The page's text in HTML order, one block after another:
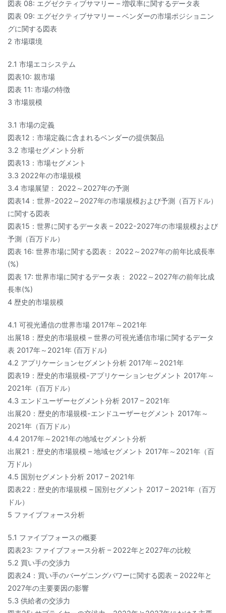
図表 08: エグゼクティブサマリー – 増収率に関するデータ表
図表 09: エグゼクティブサマリー – ベンダーの市場ポジショニン
グに関する図表
2 市場環境
2.1 市場エコシステム
図表10: 親市場
図表 11: 市場の特徴
3 市場規模
3.1 市場の定義
図表12：市場定義に含まれるベンダーの提供製品
3.2 市場セグメント分析
図表13：市場セグメント
3.3 2022年の市場規模
3.4 市場展望： 2022～2027年の予測
図表14：世界-2022～2027年の市場規模および予測（百万ドル）
に関する図表
図表15：世界に関するデータ表 – 2022-2027年の市場規模および
予測（百万ドル）
図表 16: 世界市場に関する図表： 2022～2027年の前年比成長率
(%)
図表 17: 世界市場に関するデータ表： 2022～2027年の前年比成
長率(%)
4 歴史的市場規模
4.1 可視光通信の世界市場 2017年～2021年
出展18：歴史的市場規模 – 世界の可視光通信市場に関するデータ
表 2017年～2021年 (百万ドル)
4.2 アプリケーションセグメント分析 2017年～2021年
図表19：歴史的市場規模-アプリケーションセグメント 2017年～
2021年（百万ドル）
4.3 エンドユーザーセグメント分析 2017 – 2021年
出展20：歴史的市場規模-エンドユーザーセグメント 2017年～
2021年（百万ドル）
4.4 2017年～2021年の地域セグメント分析
出展21：歴史的市場規模 – 地域セグメント 2017年～2021年（百
万ドル）
4.5 国別セグメント分析 2017 – 2021年
図表22：歴史的市場規模 – 国別セグメント 2017 – 2021年（百万
ドル）
5 ファイブフォース分析
5.1 ファイブフォースの概要
図表23: ファイブフォース分析 – 2022年と2027年の比較
5.2 買い手の交渉力
図表24：買い手のバーゲニングパワーに関する図表 – 2022年と
2027年の主要要因の影響
5.3 供給者の交渉力